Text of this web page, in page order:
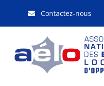
Contactez-nous